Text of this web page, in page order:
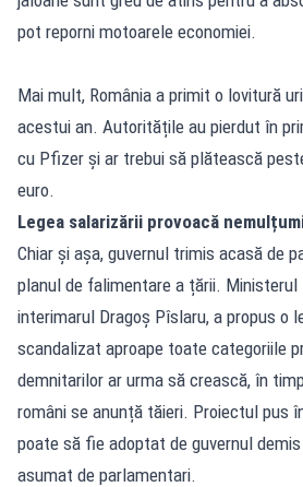
pot reporni motoarele economiei.
Mai mult, România a primit o lovitură
acestui an. Autoritățile au pierdut în
cu Pfizer și ar trebui să plătească
euro.
Legea salarizării provoacă
Chiar și așa, guvernul trimis acasă de
planul de falimentare a țării. Ministerul
interimarul Dragoș Pîslaru, a propus o
scandalizat aproape toate categoriile
demnitarilor ar urma să crească, în
români se anunță tăieri. Proiectul pus
poate să fie adoptat de guvernul
asumat de parlamentari.